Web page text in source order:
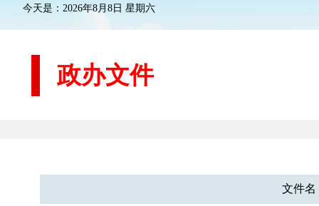
今天是：2026年8月8日 星期六
政办文件
文件名